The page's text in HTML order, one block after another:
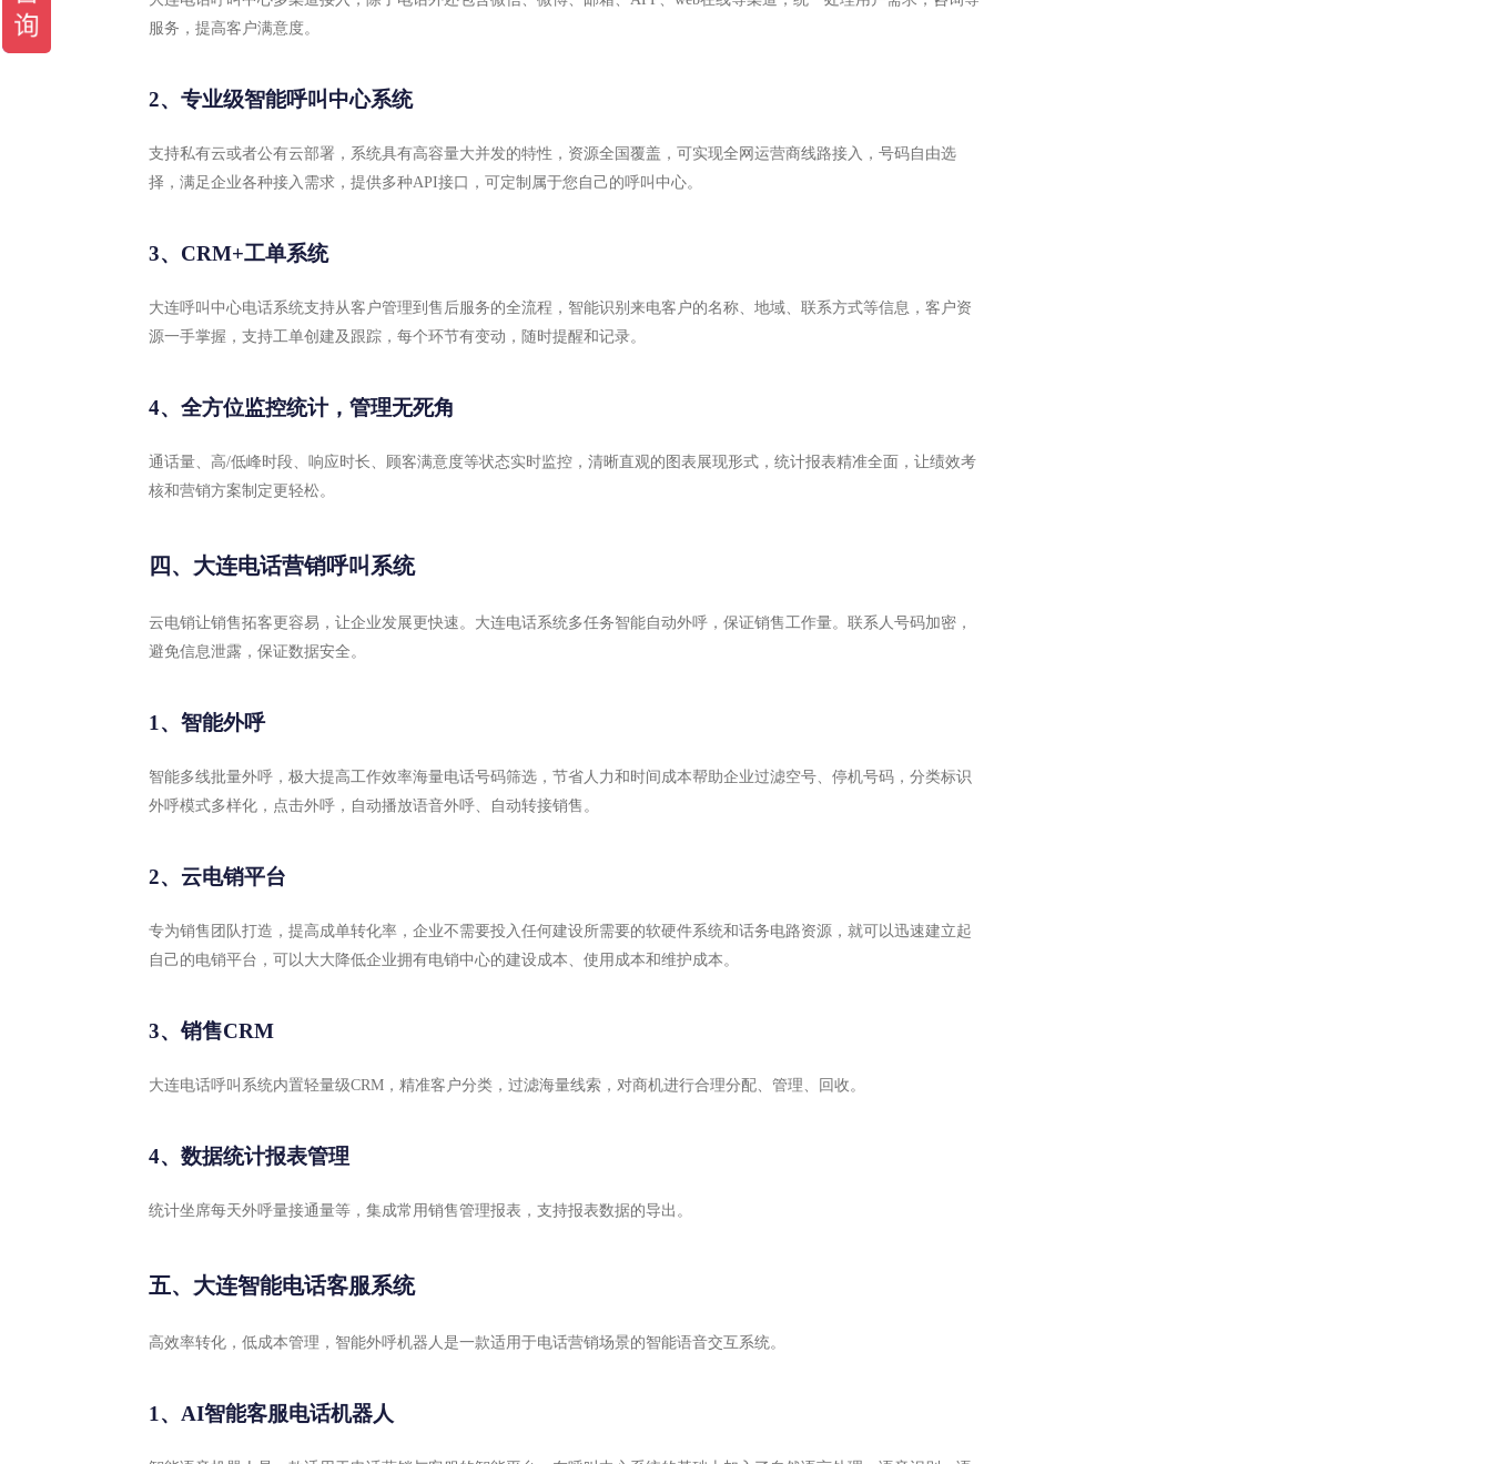
服务，提高客户满意度。
2、专业级智能呼叫中心系统
支持私有云或者公有云部署，系统具有高容量大并发的特性，资源全国覆盖，可实现全网运营商线路接入，号码自由选
择，满足企业各种接入需求，提供多种API接口，可定制属于您自己的呼叫中心。
3、CRM+工单系统
大连呼叫中心电话系统支持从客户管理到售后服务的全流程，智能识别来电客户的名称、地域、联系方式等信息，客户资
源一手掌握，支持工单创建及跟踪，每个环节有变动，随时提醒和记录。
4、全方位监控统计，管理无死角
通话量、高/低峰时段、响应时长、顾客满意度等状态实时监控，清晰直观的图表展现形式，统计报表精准全面，让绩效考
核和营销方案制定更轻松。
四、大连电话营销呼叫系统
云电销让销售拓客更容易，让企业发展更快速。大连电话系统多任务智能自动外呼，保证销售工作量。联系人号码加密，
避免信息泄露，保证数据安全。
1、智能外呼
智能多线批量外呼，极大提高工作效率海量电话号码筛选，节省人力和时间成本帮助企业过滤空号、停机号码，分类标识
外呼模式多样化，点击外呼，自动播放语音外呼、自动转接销售。
2、云电销平台
专为销售团队打造，提高成单转化率，企业不需要投入任何建设所需要的软硬件系统和话务电路资源，就可以迅速建立起
自己的电销平台，可以大大降低企业拥有电销中心的建设成本、使用成本和维护成本。
3、销售CRM
大连电话呼叫系统内置轻量级CRM，精准客户分类，过滤海量线索，对商机进行合理分配、管理、回收。
4、数据统计报表管理
统计坐席每天外呼量接通量等，集成常用销售管理报表，支持报表数据的导出。
五、大连智能电话客服系统
高效率转化，低成本管理，智能外呼机器人是一款适用于电话营销场景的智能语音交互系统。
1、AI智能客服电话机器人